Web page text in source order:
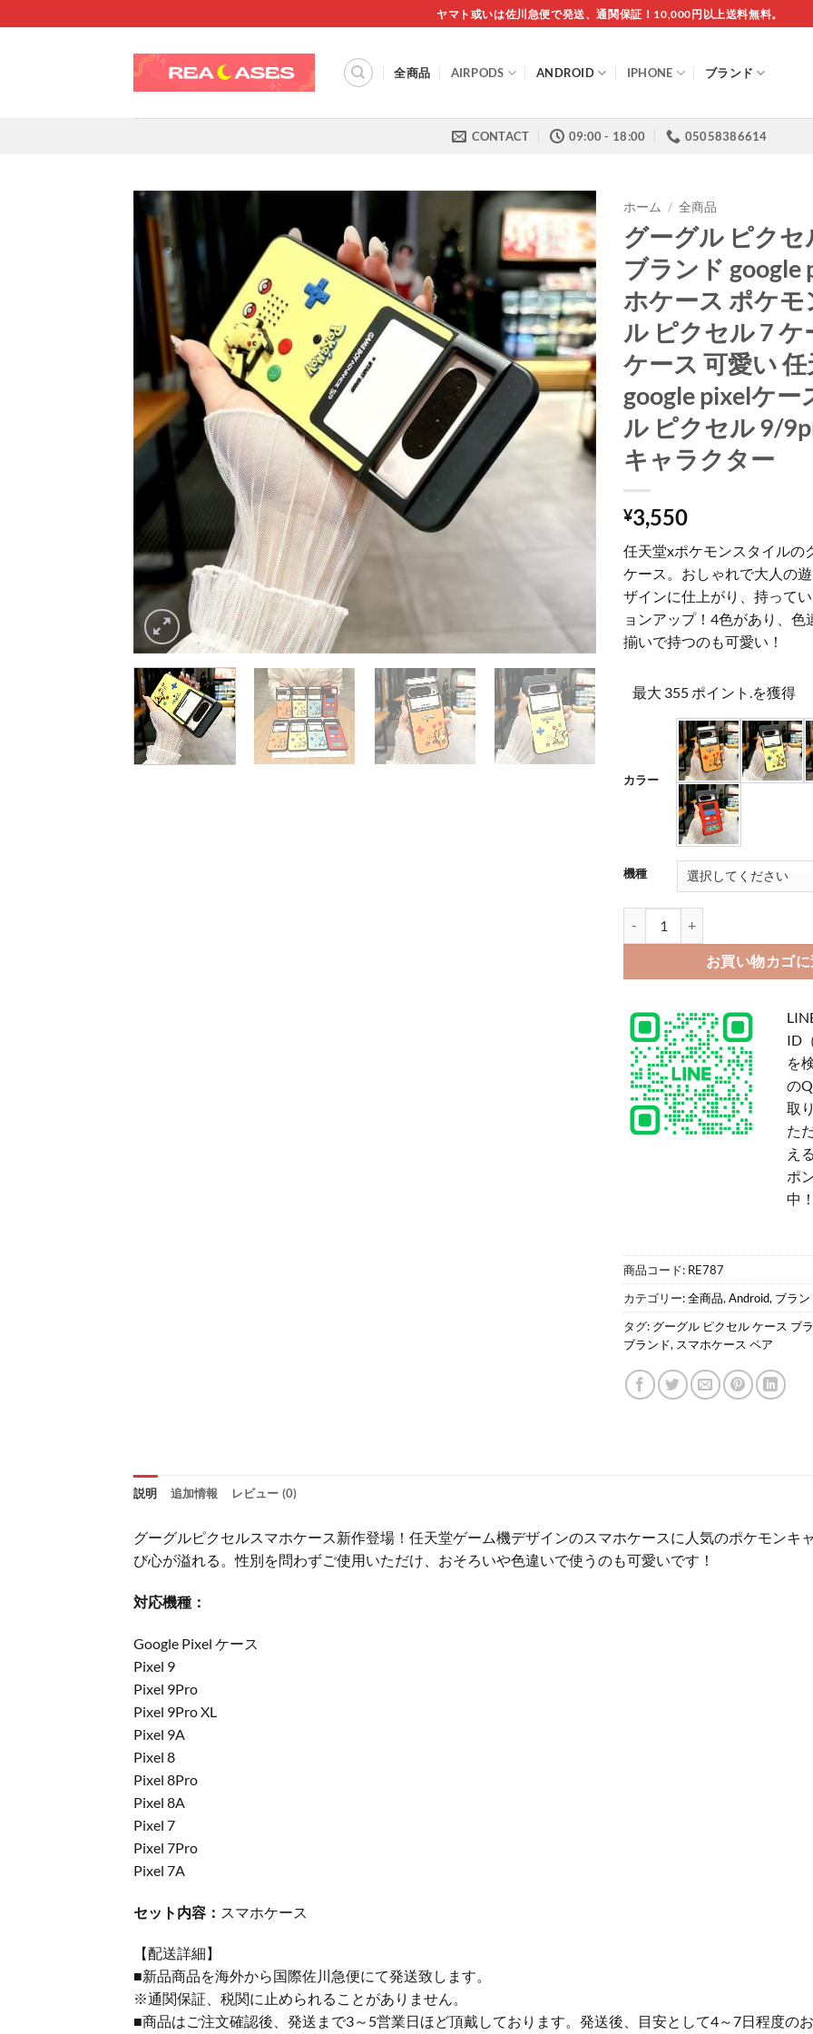
to
ヤマト或いは佐川急便で発送、通関保証！10,000円以上送料無料。
全商品 AIRPODS ANDROID IPHONE ブランド
CONTACT 09:00 - 18:00 05058386614
ホーム / 全商品
グーグル ピクセ
ブランド google
ホケース ポケモ
ル ピクセル 7 ケ
ケース 可愛い
google pixelケー
ル ピクセル 9/
キャラクター
¥3,550
任天堂xポケモンスタイルの
ケース。おしゃれで大人の
ザインに仕上がり、持って
ョンアップ！4色があり、色
揃いで持つのも可愛い！
最大 355 ポイント.を獲得
カラー
機種
お買い物カゴに
ID
を
の
取
た
え
ポ
中！
商品コード: RE787
カテゴリー:全商品,Android, ブラン
タグ: グーグル ピクセル ケース ブ
ブランド, スマホケース ペア
説明 追加情報 レビュー (0)
グーグルピクセルスマホケース新作登場！任天堂ゲーム機デザインのスマホケースに人気のポケモンキ
び心が溢れる。性別を問わずご使用いただけ、おそろいや色違いで使うのも可愛いです！
対応機種：
Google Pixel ケース
Pixel 9
Pixel 9Pro
Pixel 9Pro XL
Pixel 9A
Pixel 8
Pixel 8Pro
Pixel 8A
Pixel 7
Pixel 7Pro
Pixel 7A
セット内容： スマホケース
【配送詳細】
■新品商品を海外から国際佐川急便にて発送致します。
※通関保証、税関に止められることがありません。
■商品はご注文確認後、発送まで3～5営業日ほど頂戴しております。発送後、目安として4～7日程度のお